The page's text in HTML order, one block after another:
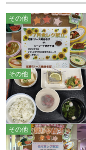
その他
その他
その他